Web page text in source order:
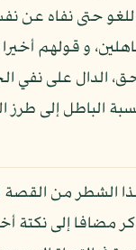
حتى نفاه عن
و قولهم أخيرا
الدال على نفي
الباطل إلى طرز
الشطر من القصة
مضافا إلى نكتة